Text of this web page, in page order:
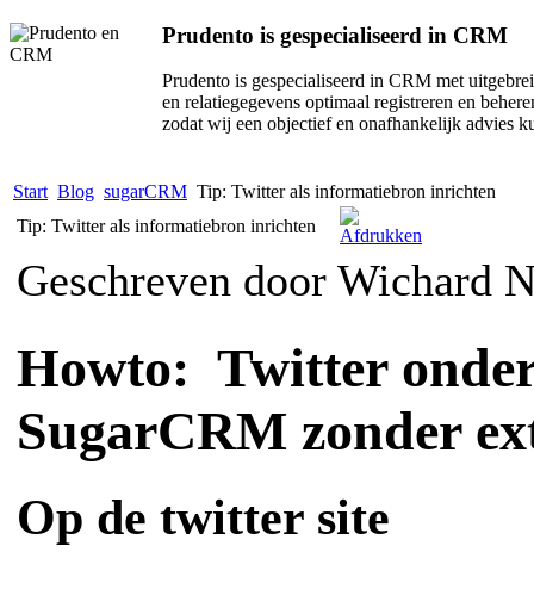
Prudento is gespecialiseerd in CRM
Prudento is gespecialiseerd in CRM met
en relatiegegevens optimaal registreren en
zodat wij een objectief en onafhankelijk advies
Start Blog sugarCRM Tip: Twitter als informatiebron inrichten
Tip: Twitter als informatiebron inrichten
Geschreven door Wichard
Howto: Twitter
SugarCRM zonder
Op de twitter site